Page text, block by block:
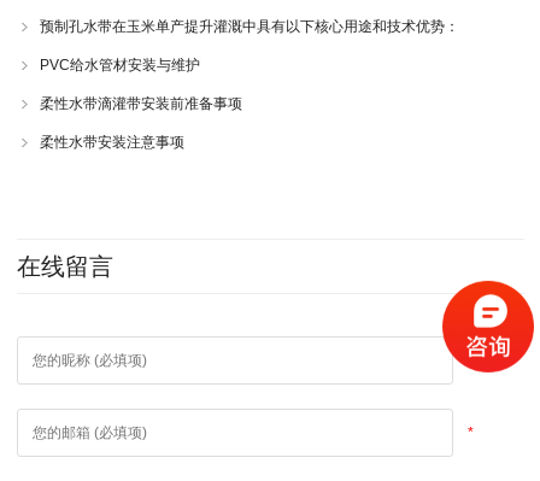
预制孔水带在玉米单产提升灌溉中具有以下核心用途和技术优势：
PVC给水管材安装与维护
柔性水带滴灌带安装前准备事项
柔性水带安装注意事项
在线留言
*
*